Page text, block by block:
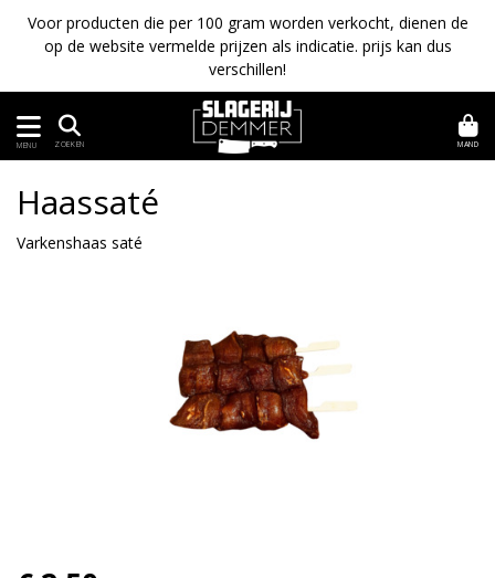
Voor producten die per 100 gram worden verkocht, dienen de
op de website vermelde prijzen als indicatie. prijs kan dus
verschillen!
MENU ZOEKEN MAND
Haassaté
Varkenshaas saté